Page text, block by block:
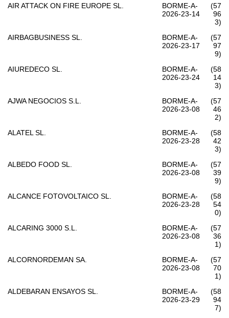
AIR ATTACK ON FIRE EUROPE SL.
BORME-A-
2026-23-14
(57
96
3)
AIRBAGBUSINESS SL.
BORME-A-
2026-23-17
(57
97
9)
AIUREDECO SL.
BORME-A-
2026-23-24
(58
14
3)
AJWA NEGOCIOS S.L.
BORME-A-
2026-23-08
(57
46
2)
ALATEL SL.
BORME-A-
2026-23-28
(58
42
3)
ALBEDO FOOD SL.
BORME-A-
2026-23-08
(57
39
9)
ALCANCE FOTOVOLTAICO SL.
BORME-A-
2026-23-28
(58
54
0)
ALCARING 3000 S.L.
BORME-A-
2026-23-08
(57
36
1)
ALCORNORDEMAN SA.
BORME-A-
2026-23-08
(57
70
1)
ALDEBARAN ENSAYOS SL.
BORME-A-
2026-23-29
(58
94
7)